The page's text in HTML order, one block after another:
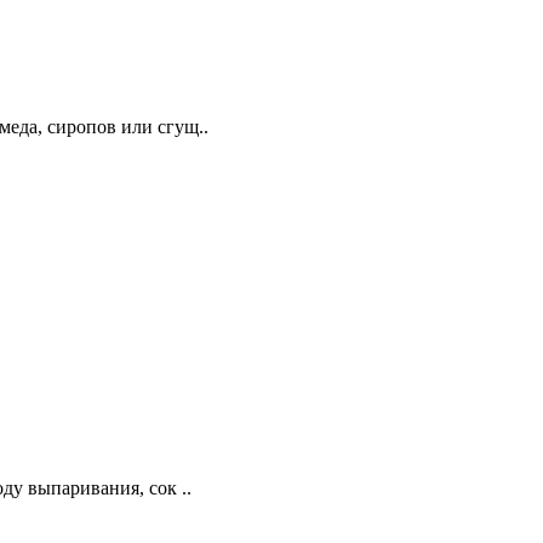
сиропов или сгущ..
выпаривания, сок ..